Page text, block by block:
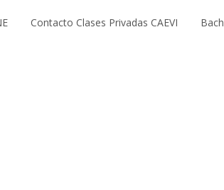
Contacto Clases Privadas CAEVI
está protegido, ¡por favoracceder y